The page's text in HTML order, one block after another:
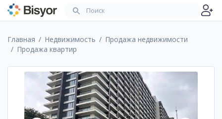
Главная Недвижимость
Продажа недвижимости
Продажа квартир